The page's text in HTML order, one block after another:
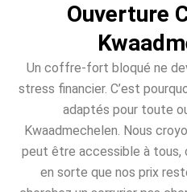
Ouverture
Un coffre-fort bloqué ne
stress financier. C’est
adaptés pour toute
Kwaadmechelen. Nous
peut être accessible à tous,
en sorte que nos prix